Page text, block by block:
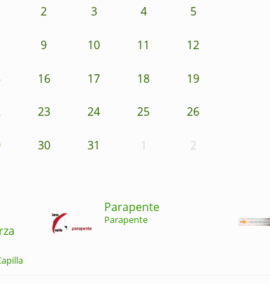
2 3 4 5
9 10 11 12
16 17 18 19
23 24 25 26
30 31 1 2
Parapente
Parapente